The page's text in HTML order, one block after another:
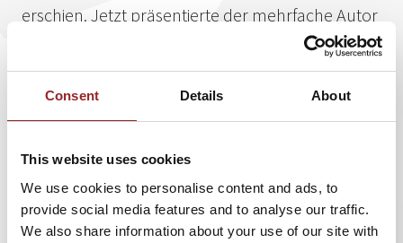
Consent Details About
This website uses cookies
We use cookies to personalise content and ads, to
provide social media features and to analyse our traffic.
We also share information about your use of our site with
erschien. Jetzt präsentierte der mehrfache Autor
die englische Version „Sales Leadership“ auf dem
New Yorker Times Square, einem der
bekanntesten Hotspots der Welt zwischen
Central Park und Wall Street. Zwei Jahre haben
der 5 Sterne Redner Buhr und sein Team auf